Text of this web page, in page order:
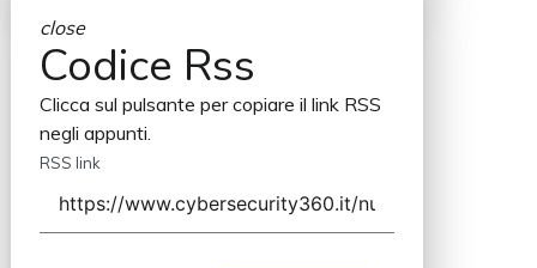
close
Codice Rss
Clicca sul pulsante per copiare il link RSS
negli appunti.
RSS link